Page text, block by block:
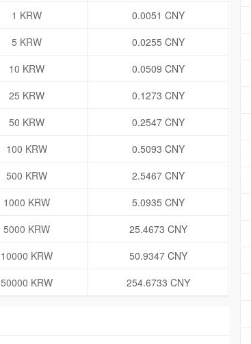
1 KRW
0.0051 CNY
5 KRW
0.0255 CNY
10 KRW
0.0509 CNY
25 KRW
0.1273 CNY
50 KRW
0.2547 CNY
100 KRW
0.5093 CNY
500 KRW
2.5467 CNY
1000 KRW
5.0935 CNY
5000 KRW
25.4673 CNY
10000 KRW
50.9347 CNY
50000 KRW 254.6733 CNY